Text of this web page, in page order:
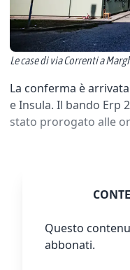
Le case di via Correnti a
La conferma è
e Insula. Il bando Erp
stato prorogato alle
Questo
abbonati.